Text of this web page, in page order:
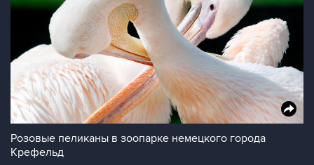
Розовые пеликаны в зоопарке немецкого города
Крефельд